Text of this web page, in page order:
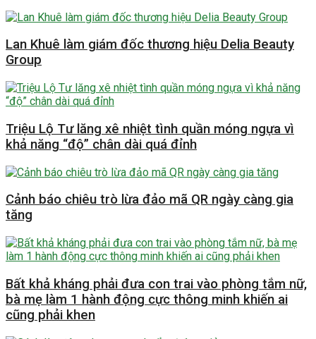
Lan Khuê làm giám đốc thương hiệu Delia Beauty
Group
Triệu Lộ Tư lăng xê nhiệt tình quần móng ngựa vì
khả năng “độ” chân dài quá đỉnh
Cảnh báo chiêu trò lừa đảo mã QR ngày càng gia
tăng
Bất khả kháng phải đưa con trai vào phòng tắm nữ,
bà mẹ làm 1 hành động cực thông minh khiến ai
cũng phải khen